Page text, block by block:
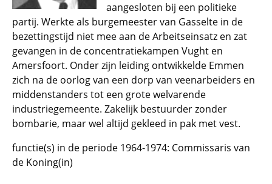
aangesloten bij een politieke
partij. Werkte als burgemeester van Gasselte in de
bezettingstijd niet mee aan de Arbeitseinsatz en zat
gevangen in de concentratiekampen Vught en
Amersfoort. Onder zijn leiding ontwikkelde Emmen
zich na de oorlog van een dorp van veenarbeiders en
middenstanders tot een grote welvarende
industriegemeente. Zakelijk bestuurder zonder
bombarie, maar wel altijd gekleed in pak met vest.
functie(s) in de periode 1964-1974: Commissaris van
de Koning(in)